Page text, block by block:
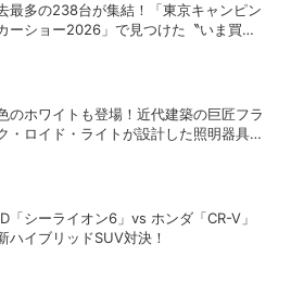
最多の238台が集結！「東京キャンピン
ーショー2026」で見つけた〝いま買う
のホワイトも登場！近代建築の巨匠フラ
・ロイド・ライトが設計した照明器具の
「シーライオン6」vs ホンダ「CR-V」
ハイブリッドSUV対決！